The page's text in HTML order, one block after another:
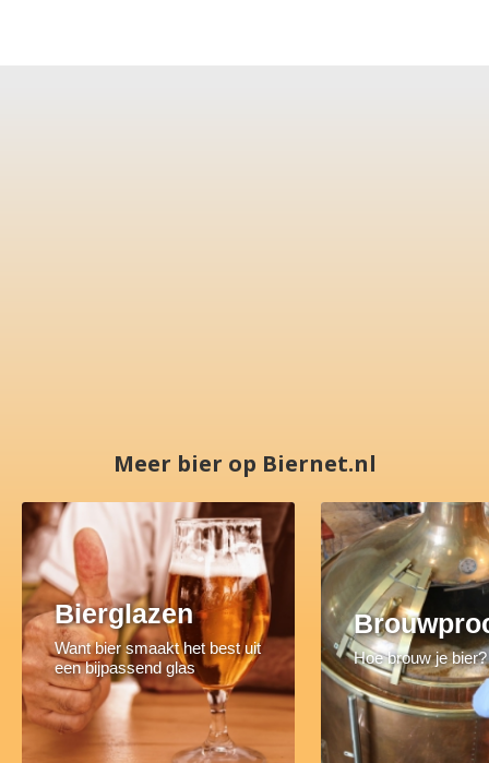
Meer bier op Biernet.nl
Bierglazen
Want bier smaakt het best uit
een bijpassend glas
Hoe brouw je bier?